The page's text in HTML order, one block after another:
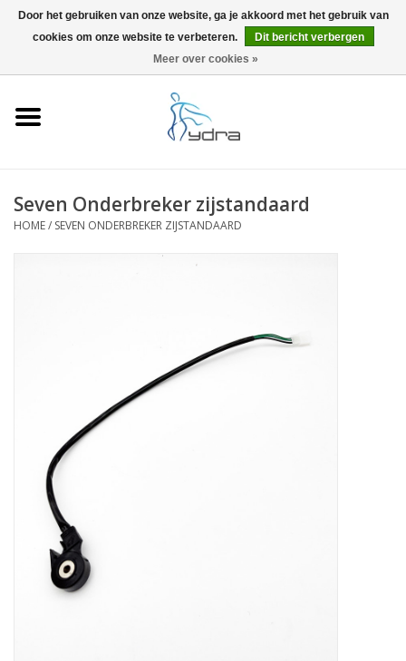
0 Artikelen - €0,00
Seven Onderbreker zijstandaard
HOME/ SEVEN ONDERBREKER ZIJSTANDAARD
Door het gebruiken van onze website, ga je akkoord met het gebruik van
cookies om onze website te verbeteren.
Dit bericht verbergen
Meer over cookies »